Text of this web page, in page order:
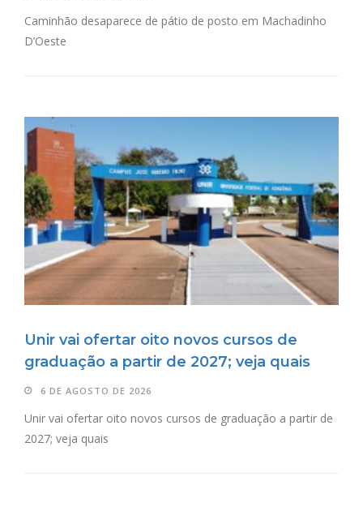
Caminhão desaparece de pátio de posto em Machadinho
D’Oeste
Unir vai ofertar oito novos cursos de
graduação a partir de 2027; veja quais
6 DE AGOSTO DE 2026
Unir vai ofertar oito novos cursos de graduação a partir de
2027; veja quais